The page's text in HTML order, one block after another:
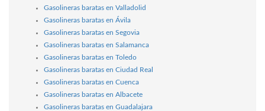
Gasolineras baratas en Valladolid
Gasolineras baratas en Ávila
Gasolineras baratas en Segovia
Gasolineras baratas en Salamanca
Gasolineras baratas en Toledo
Gasolineras baratas en Ciudad Real
Gasolineras baratas en Cuenca
Gasolineras baratas en Albacete
Gasolineras baratas en Guadalajara